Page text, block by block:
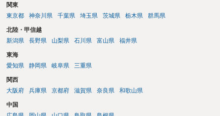
関東
東京都
神奈川県 千葉県 埼玉県 茨城県 栃木県 群馬県
北陸・甲信越
新潟県
長野県 山梨県 石川県 富山県 福井県
東海
愛知県
静岡県 岐阜県 三重県
関西
大阪府
兵庫県 京都府 滋賀県 奈良県 和歌山県
中国